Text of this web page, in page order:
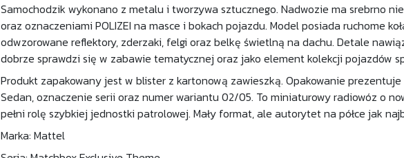
Samochodzik wykonano z metalu i tworzywa sztucznego. Nadwozie ma srebrno
oraz oznaczeniami POLIZEI na masce i bokach pojazdu. Model posiada ruchome
odwzorowane reflektory, zderzaki, felgi oraz belkę świetlną na dachu. Detale
dobrze sprawdzi się w zabawie tematycznej oraz jako element kolekcji pojazdów
Produkt zapakowany jest w blister z kartonową zawieszką. Opakowanie
Sedan, oznaczenie serii oraz numer wariantu 02/05. To miniaturowy radiowóz o
pełni rolę szybkiej jednostki patrolowej. Mały format, ale autorytet na półce jak
Marka: Mattel